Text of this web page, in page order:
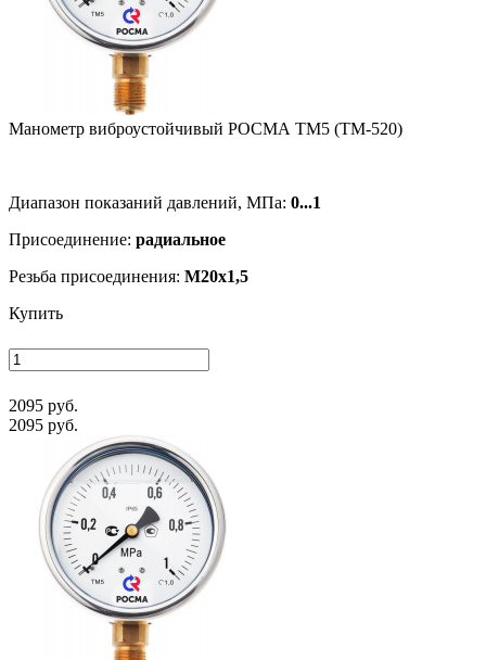
Манометр виб­ро­ус­той­чи­вый РОСМА ТМ5 (ТМ-520)
Диапазон показаний давлений, МПа: 0...1
Присоединение: радиальное
Резьба присоединения: M20x1,5
Купить
2095 руб.
2095 руб.